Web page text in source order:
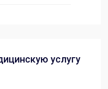
услугу